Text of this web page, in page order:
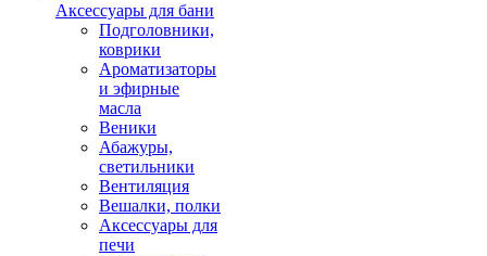
Аксессуары для бани
Подголовники,
коврики
Ароматизаторы
и эфирные
масла
Веники
Абажуры,
светильники
Вентиляция
Вешалки, полки
Аксессуары для
печи